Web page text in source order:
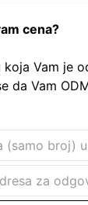
cena?
Vam je
da Vam